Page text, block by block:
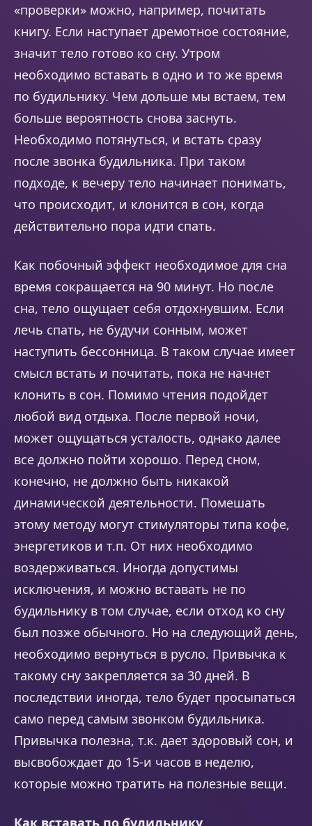
«проверки» можно, например, почитать
книгу. Если наступает дремотное состояние,
значит тело готово ко сну. Утром
необходимо вставать в одно и то же время
по будильнику. Чем дольше мы встаем, тем
больше вероятность снова заснуть.
Необходимо потянуться, и встать сразу
после звонка будильника. При таком
подходе, к вечеру тело начинает понимать,
что происходит, и клонится в сон, когда
действительно пора идти спать.
Как побочный эффект необходимое для сна
время сокращается на 90 минут. Но после
сна, тело ощущает себя отдохнувшим. Если
лечь спать, не будучи сонным, может
наступить бессонница. В таком случае имеет
смысл встать и почитать, пока не начнет
клонить в сон. Помимо чтения подойдет
любой вид отдыха. После первой ночи,
может ощущаться усталость, однако далее
все должно пойти хорошо. Перед сном,
конечно, не должно быть никакой
динамической деятельности. Помешать
этому методу могут стимуляторы типа кофе,
энергетиков и т.п. От них необходимо
воздерживаться. Иногда допустимы
исключения, и можно вставать не по
будильнику в том случае, если отход ко сну
был позже обычного. Но на следующий день,
необходимо вернуться в русло. Привычка к
такому сну закрепляется за 30 дней. В
последствии иногда, тело будет просыпаться
само перед самым звонком будильника.
Привычка полезна, т.к. дает здоровый сон, и
высвобождает до 15-и часов в неделю,
которые можно тратить на полезные вещи.
Как вставать по будильнику